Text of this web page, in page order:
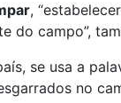
,
do campo”,
se usa a
no